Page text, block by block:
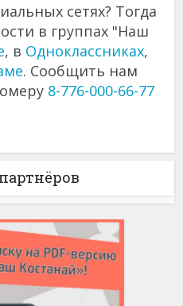
сетях? Тогда
в группах "Наш
, в Одноклассниках,
. Сообщить нам
8-776-000-66-77